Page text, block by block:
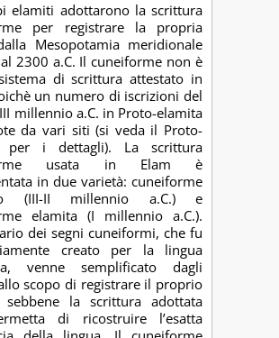
elamiti adottarono la scrittura
per registrare la propria
Mesopotamia meridionale
2300 a.C. Il cuneiforme non è
di scrittura attestato in
un numero di iscrizioni del
millennio a.C. in Proto-elamita
da vari siti (si veda il Proto-
per i dettagli). La scrittura
usata in Elam è
in due varietà: cuneiforme
(III-II millennio a.C.) e
elamita (I millennio a.C.).
dei segni cuneiformi, che fu
creato per la lingua
venne semplificato dagli
scopo di registrare il proprio
sebbene la scrittura adottata
di ricostruire l’esatta